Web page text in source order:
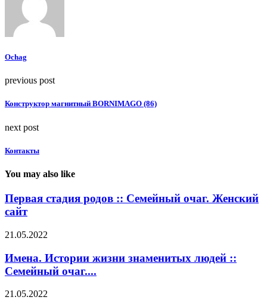
Ochag
previous post
Конструктор магнитный BORNIMAGO (86)
next post
Контакты
You may also like
Первая стадия родов :: Семейный очаг. Женский
сайт
21.05.2022
Имена. Истории жизни знаменитых людей ::
Семейный очаг....
21.05.2022